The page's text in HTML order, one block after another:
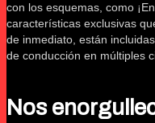
con los esquemas, como
características exclusivas
de inmediato, están
de conducción en múltiples
Nos